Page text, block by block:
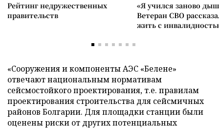
Рейтинг недружественных
правительств
«Я учился заново
Ветеран СВО
жить с
«Сооружения и компоненты АЭС «Белене»
отвечают национальным нормативам
сейсмостойкого проектирования, т.е. правилам
проектирования строительства для сейсмичных
районов Болгарии. Для площадки станции были
оценены риски от других потенциальных